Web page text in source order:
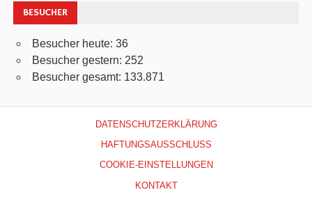
BESUCHER
Besucher heute: 36
Besucher gestern: 252
Besucher gesamt: 133.871
DATENSCHUTZERKLÄRUNG
HAFTUNGSAUSSCHLUSS
COOKIE-EINSTELLUNGEN
KONTAKT